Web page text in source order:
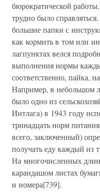
бюрократической
трудно было
большие папки с
как кормить в том или
лагпунктах велся
выполнения нормы
соответственно, пайка,
Например, в небольшом
было одно из
Интлага) в 1943 году
тринадцать норм
всего, заключенный)
получать еду каждый из
На многочисленных
карандашом листах
и номера[739].